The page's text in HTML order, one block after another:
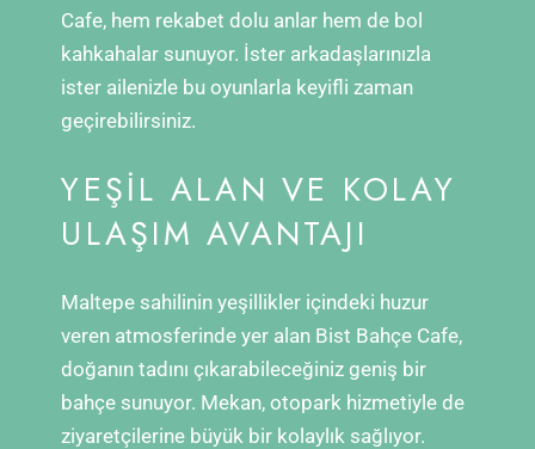
Cafe, hem rekabet dolu anlar hem de bol
kahkahalar sunuyor. İster arkadaşlarınızla
ister ailenizle bu oyunlarla keyifli zaman
geçirebilirsiniz.
YEŞIL ALAN VE KOLAY
ULAŞIM AVANTAJI
Maltepe sahilinin yeşillikler içindeki huzur
veren atmosferinde yer alan Bist Bahçe Cafe,
doğanın tadını çıkarabileceğiniz geniş bir
bahçe sunuyor. Mekan, otopark hizmetiyle de
ziyaretçilerine büyük bir kolaylık sağlıyor.